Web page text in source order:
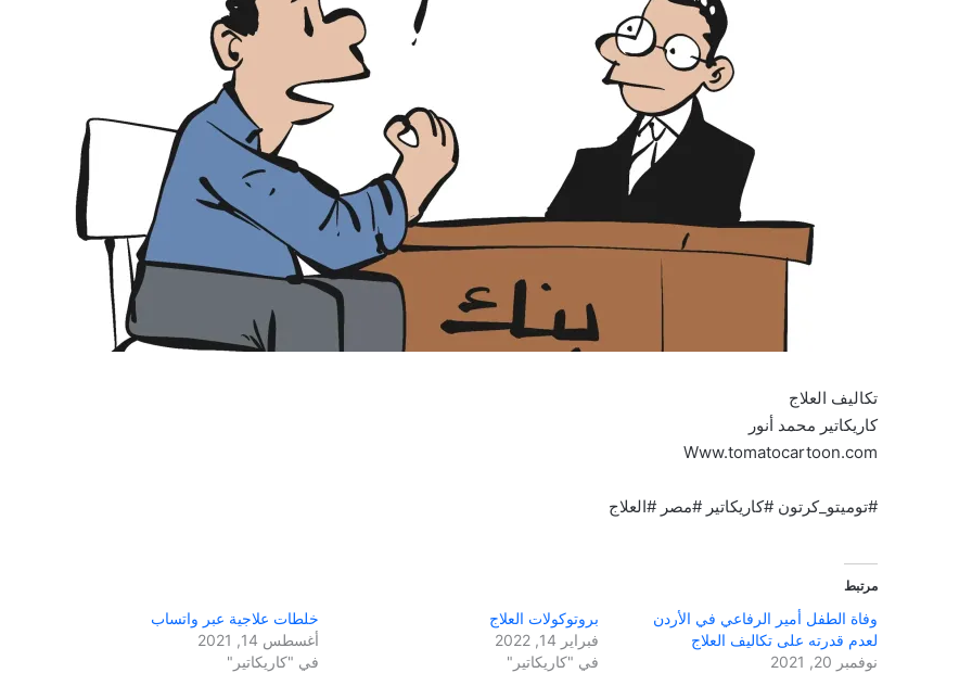
تكاليف العلاج
كاريكاتير محمد أنور
Www.tomatocartoon.com
#توميتو_كرتون #كاريكاتير #مصر #العلاج
مرتبط
وفاة الطفل أمير الرفاعي في الأردن
لعدم قدرته على تكاليف العلاج
نوفمبر 20, 2021
بروتوكولات العلاج
فبراير 14, 2022
في "كاريكاتير"
خلطات علاجية عبر واتساب
أغسطس 14, 2021
في "كاريكاتير"